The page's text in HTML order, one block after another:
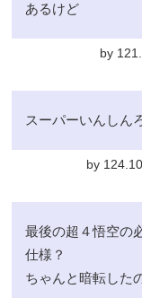
あるけど
by
スーパーいんしん
by
最後の超４悟空の
仕様？
ちゃんと暗転した